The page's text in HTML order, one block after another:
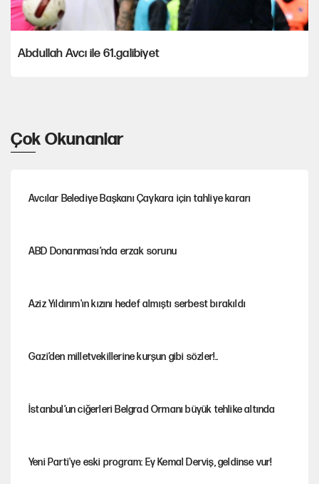
Abdullah Avcı ile 61.galibiyet
Çok Okunanlar
Avcılar Belediye Başkanı Çaykara için tahliye kararı
ABD Donanması’nda erzak sorunu
Aziz Yıldırım'ın kızını hedef almıştı serbest bırakıldı
Gazi’den milletvekillerine kurşun gibi sözler!..
İstanbul’un ciğerleri Belgrad Ormanı büyük tehlike altında
Yeni Parti'ye eski program: Ey Kemal Derviş, geldinse vur!